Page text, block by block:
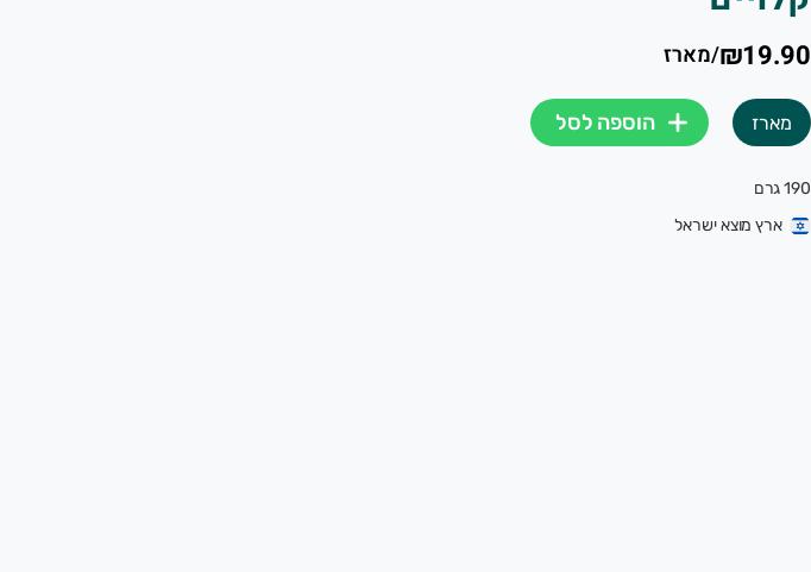
₪19.90
/מארז
מארז הוספה לסל
190 גרם
ארץ מוצא ישראל